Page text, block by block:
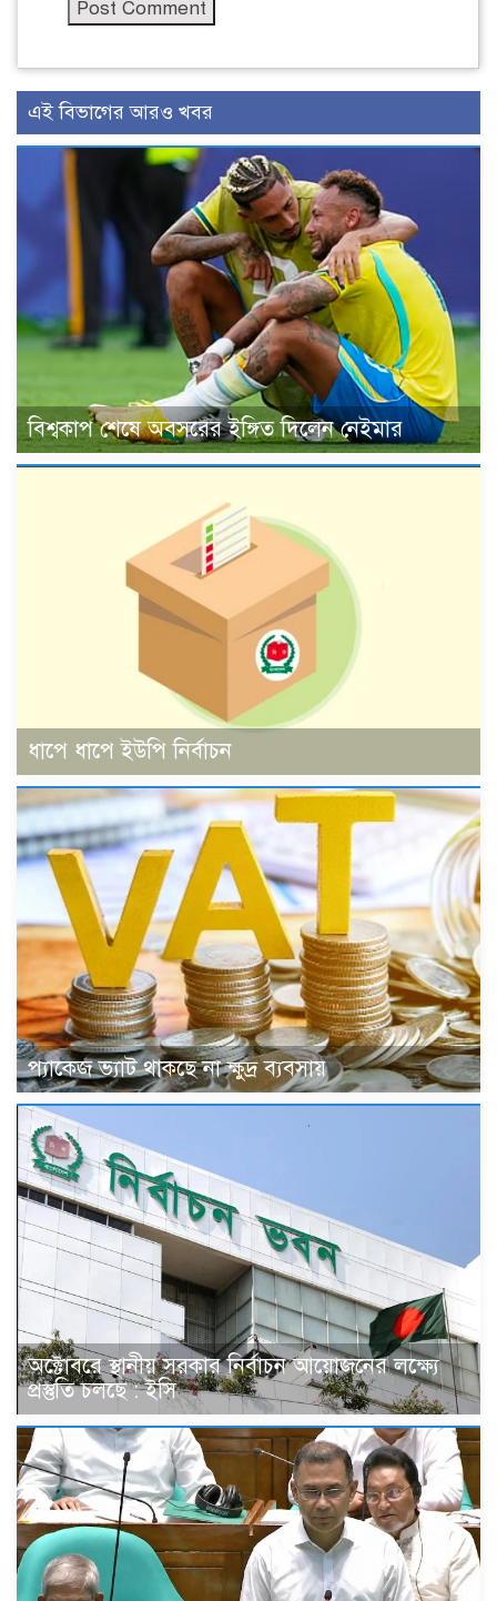
এই বিভাগের আরও খবর
বিশ্বকাপ শেষে অবসরের ইঙ্গিত দিলেন নেইমার
ধাপে ধাপে ইউপি নির্বাচন
প্যাকেজ ভ্যাট থাকছে না ক্ষুদ্র ব্যবসায়
অক্টোবরে স্থানীয় সরকার নির্বাচন আয়োজনের লক্ষ্যে
প্রস্তুতি চলছে : ইসি